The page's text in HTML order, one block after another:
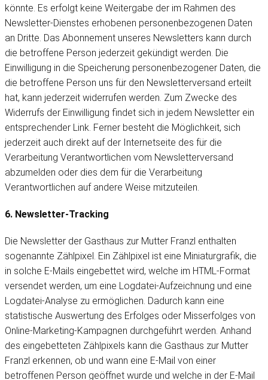
könnte. Es erfolgt keine Weitergabe der im Rahmen des
Newsletter-Dienstes erhobenen personenbezogenen Daten
an Dritte. Das Abonnement unseres Newsletters kann durch
die betroffene Person jederzeit gekündigt werden. Die
Einwilligung in die Speicherung personenbezogener Daten, die
die betroffene Person uns für den Newsletterversand erteilt
hat, kann jederzeit widerrufen werden. Zum Zwecke des
Widerrufs der Einwilligung findet sich in jedem Newsletter ein
entsprechender Link. Ferner besteht die Möglichkeit, sich
jederzeit auch direkt auf der Internetseite des für die
Verarbeitung Verantwortlichen vom Newsletterversand
abzumelden oder dies dem für die Verarbeitung
Verantwortlichen auf andere Weise mitzuteilen.
6. Newsletter-Tracking
Die Newsletter der Gasthaus zur Mutter Franzl enthalten
sogenannte Zählpixel. Ein Zählpixel ist eine Miniaturgrafik, die
in solche E-Mails eingebettet wird, welche im HTML-Format
versendet werden, um eine Logdatei-Aufzeichnung und eine
Logdatei-Analyse zu ermöglichen. Dadurch kann eine
statistische Auswertung des Erfolges oder Misserfolges von
Online-Marketing-Kampagnen durchgeführt werden. Anhand
des eingebetteten Zählpixels kann die Gasthaus zur Mutter
Franzl erkennen, ob und wann eine E-Mail von einer
betroffenen Person geöffnet wurde und welche in der E-Mail